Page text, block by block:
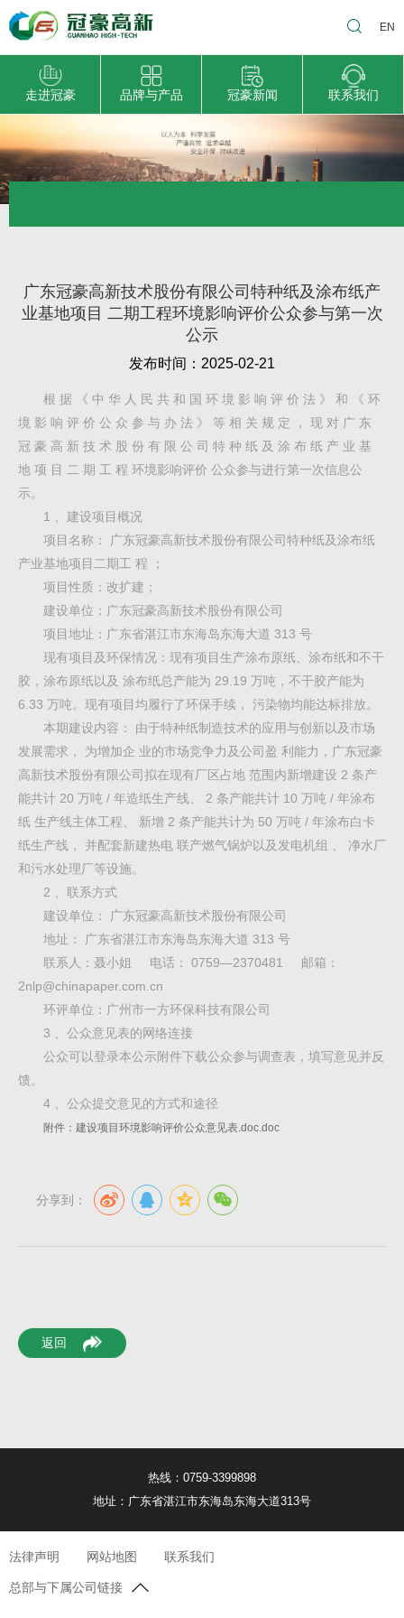
EN
走进冠豪 品牌与产品 冠豪新闻 联系我们
广东冠豪高新技术股份有限公司特种纸及涂布纸产
业基地项目 二期工程环境影响评价公众参与第一次
公示
发布时间：2025-02-21
根 据 《 中 华 人 民 共 和 国 环 境 影 响 评 价 法 》 和 《 环
境 影 响 评 价 公 众 参 与 办 法 》 等 相 关 规 定 ， 现 对 广 东
冠 豪 高 新 技 术 股 份 有 限 公 司 特 种 纸 及 涂 布 纸 产 业 基
地 项 目 二 期 工 程 环境影响评价 公众参与进行第一次信息公
示。
1 、建设项目概况
项目名称： 广东冠豪高新技术股份有限公司特种纸及涂布纸
产业基地项目二期工 程 ；
项目性质：改扩建；
建设单位：广东冠豪高新技术股份有限公司
项目地址：广东省湛江市东海岛东海大道 313 号
现有项目及环保情况：现有项目生产涂布原纸、涂布纸和不干
胶，涂布原纸以及 涂布纸总产能为 29.19 万吨，不干胶产能为
6.33 万吨。现有项目均履行了环保手续， 污染物均能达标排放。
本期建设内容： 由于特种纸制造技术的应用与创新以及市场
发展需求， 为增加企 业的市场竞争力及公司盈 利能力，广东冠豪
高新技术股份有限公司拟在现有厂区占地 范围内新增建设 2 条产
能共计 20 万吨 / 年造纸生产线、 2 条产能共计 10 万吨 / 年涂布
纸 生产线主体工程、 新增 2 条产能共计为 50 万吨 / 年涂布白卡
纸生产线， 并配套新建热电 联产燃气锅炉以及发电机组 、 净水厂
和污水处理厂等设施。
2 、联系方式
建设单位： 广东冠豪高新技术股份有限公司
地址： 广东省湛江市东海岛东海大道 313 号
联系人：聂小姐 电话： 0759—2370481 邮箱：
2nlp@chinapaper.com.cn
环评单位：广州市一方环保科技有限公司
3 、公众意见表的网络连接
公众可以登录本公示附件下载公众参与调查表，填写意见并反
馈。
4 、公众提交意见的方式和途径
附件： 建设项目环境影响评价公众意见表.doc.doc
分享到：
返回
热线：0759-3399898
地址：广东省湛江市东海岛东海大道313号
法律声明 网站地图 联系我们
总部与下属公司链接